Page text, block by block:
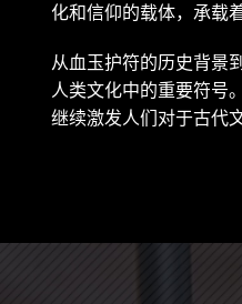
化和信仰的载体，承载
从血玉护符的历史背景
人类文化中的重要符号
继续激发人们对于古代